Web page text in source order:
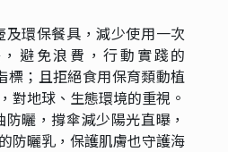
及環保餐具，減少使用一次
避免浪費，行動實踐的
標；且拒絕食用保育類動植
對地球、生態環境的重視。
防曬，撐傘減少陽光直曝，
防曬乳，保護肌膚也守護海